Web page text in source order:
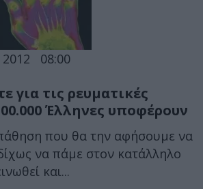
08:00
για τις ρευματικές
Έλληνες υποφέρουν
που θα την αφήσουμε να
να πάμε στον κατάλληλο
και...